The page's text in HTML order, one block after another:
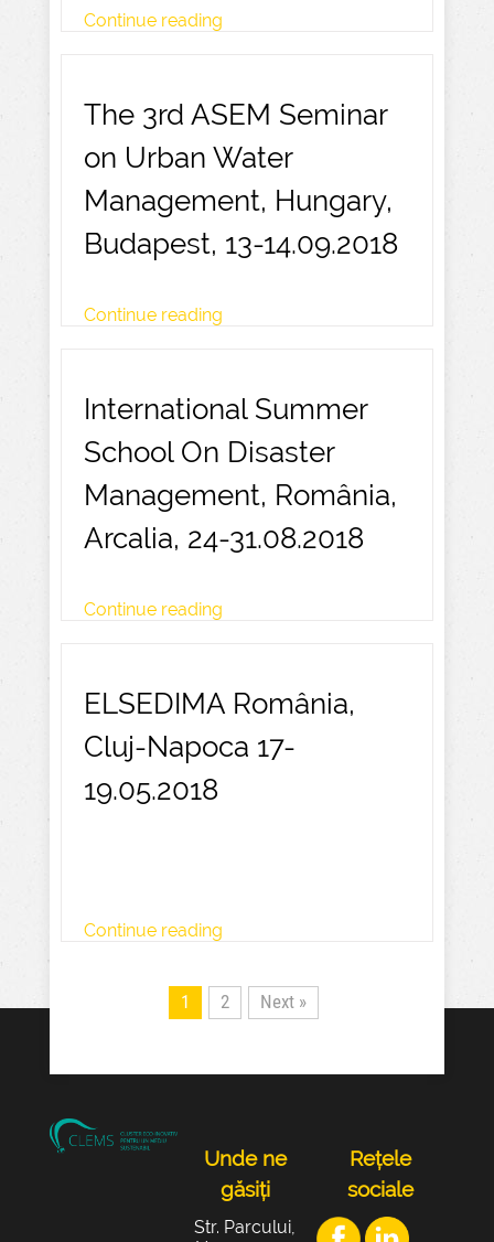
Continue reading
The 3rd ASEM Seminar
on Urban Water
Management, Hungary,
Budapest, 13-14.09.2018
Continue reading
International Summer
School On Disaster
Management, România,
Arcalia, 24-31.08.2018
Continue reading
ELSEDIMA România,
Cluj-Napoca 17-
19.05.2018
Continue reading
1 2 Next »
Unde ne
găsiți
Str. Parcului,
Rețele
sociale